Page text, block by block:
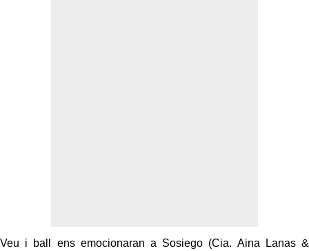
Veu i ball ens emocionaran a Sosiego (Cia. Aina Lanas &